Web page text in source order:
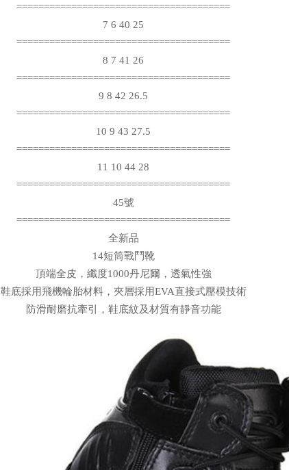
=======================================
7 6 40 25
=======================================
8 7 41 26
=======================================
9 8 42 26.5
=======================================
10 9 43 27.5
=======================================
11 10 44 28
=======================================
45號
=======================================
全新品
14短筒戰鬥靴
頂端全皮，纖度1000丹尼爾，透氣性強
鞋底採用飛機輪胎材料，夾層採用EVA直接式壓模技術
防滑耐磨抗牽引，鞋底紋及材質有靜音功能